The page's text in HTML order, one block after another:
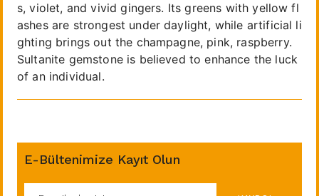
s, violet, and vivid gingers. Its greens with yellow fl
ashes are strongest under daylight, while artificial li
ghting brings out the champagne, pink, raspberry.
Sultanite gemstone is believed to enhance the luck
of an individual.
E-Bültenimize Kayıt Olun